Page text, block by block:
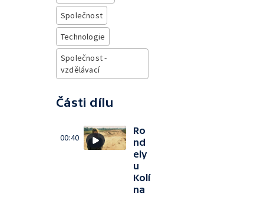
Společnost
Technologie
Společnost -
vzdělávací
Části dílu
00:40
Ro
nd
ely
u
Kolí
na